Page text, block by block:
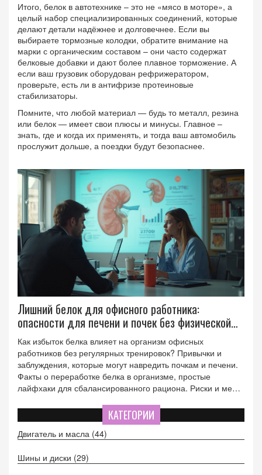
Итого, белок в автотехнике – это не «мясо в моторе», а
целый набор специализированных соединений, которые
делают детали надёжнее и долговечнее. Если вы
выбираете тормозные колодки, обратите внимание на
марки с органическим составом – они часто содержат
белковые добавки и дают более плавное торможение. А
если ваш грузовик оборудован рефрижератором,
проверьте, есть ли в антифризе протеиновые
стабилизаторы.
Помните, что любой материал — будь то металл, резина
или белок — имеет свои плюсы и минусы. Главное –
знать, где и когда их применять, и тогда ваш автомобиль
прослужит дольше, а поездки будут безопаснее.
Лишний белок для офисного работника:
опасности для печени и почек без физической
активности
Как избыток белка влияет на организм офисных
работников без регулярных тренировок? Привычки и
заблуждения, которые могут навредить почкам и печени.
Факты о переработке белка в организме, простые
лайфхаки для сбалансированного рациона. Риски и меры
вне спорта.
КАТЕГОРИИ
Двигатель и масла (44)
Шины и диски (29)